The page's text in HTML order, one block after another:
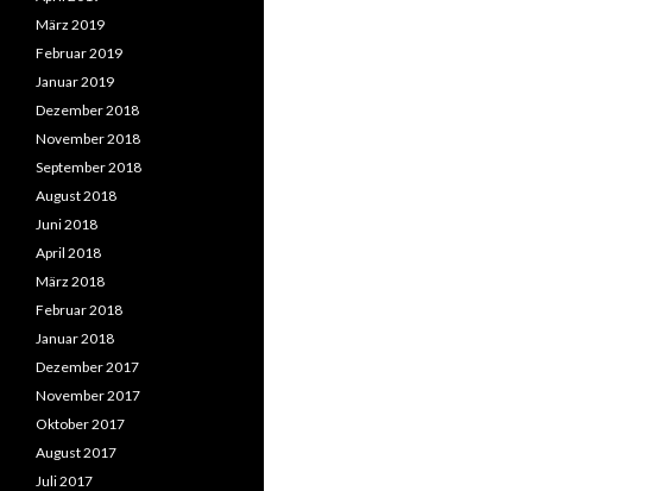
März 2019
Februar 2019
Januar 2019
Dezember 2018
November 2018
September 2018
August 2018
Juni 2018
April 2018
März 2018
Februar 2018
Januar 2018
Dezember 2017
November 2017
Oktober 2017
August 2017
Juli 2017